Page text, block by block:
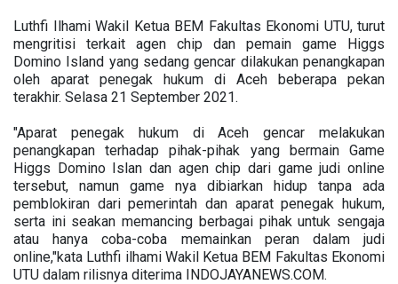
Luthfi Ilhami Wakil Ketua BEM Fakultas Ekonomi UTU, turut
mengritisi terkait agen chip dan pemain game Higgs
Domino Island yang sedang gencar dilakukan penangkapan
oleh aparat penegak hukum di Aceh beberapa pekan
terakhir. Selasa 21 September 2021.
"Aparat penegak hukum di Aceh gencar melakukan
penangkapan terhadap pihak-pihak yang bermain Game
Higgs Domino Islan dan agen chip dari game judi online
tersebut, namun game nya dibiarkan hidup tanpa ada
pemblokiran dari pemerintah dan aparat penegak hukum,
serta ini seakan memancing berbagai pihak untuk sengaja
atau hanya coba-coba memainkan peran dalam judi
online,"kata Luthfi ilhami Wakil Ketua BEM Fakultas Ekonomi
UTU dalam rilisnya diterima INDOJAYANEWS.COM.